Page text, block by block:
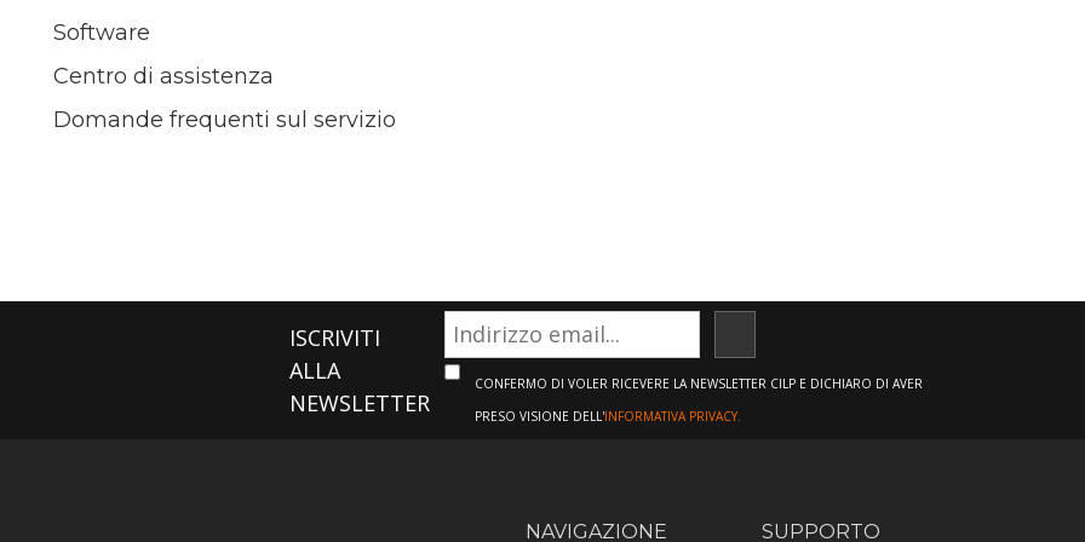
Software
Centro di assistenza
Domande frequenti sul servizio
ISCRIVITI
ALLA
NEWSLETTER
CONFERMO DI VOLER RICEVERE LA NEWSLETTER CILP E DICHIARO DI AVER
PRESO VISIONE DELL'INFORMATIVA PRIVACY.
NAVIGAZIONE SUPPORTO